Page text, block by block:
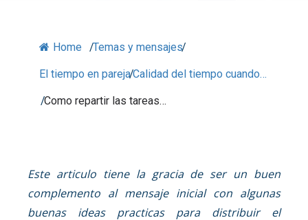
Home /Temas y mensajes/
El tiempo en pareja/Calidad del tiempo cuando…
/Como repartir las tareas…
Este articulo tiene la gracia de ser un buen
complemento al mensaje inicial con algunas
buenas ideas practicas para distribuir el